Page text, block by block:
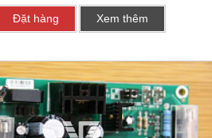
Đặt hàng Xem thêm